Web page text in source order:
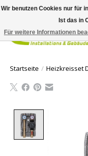
Startseite / Heizkreisset
Wir benutzen Cookies nur für
Ist das in
Für weitere Informationen